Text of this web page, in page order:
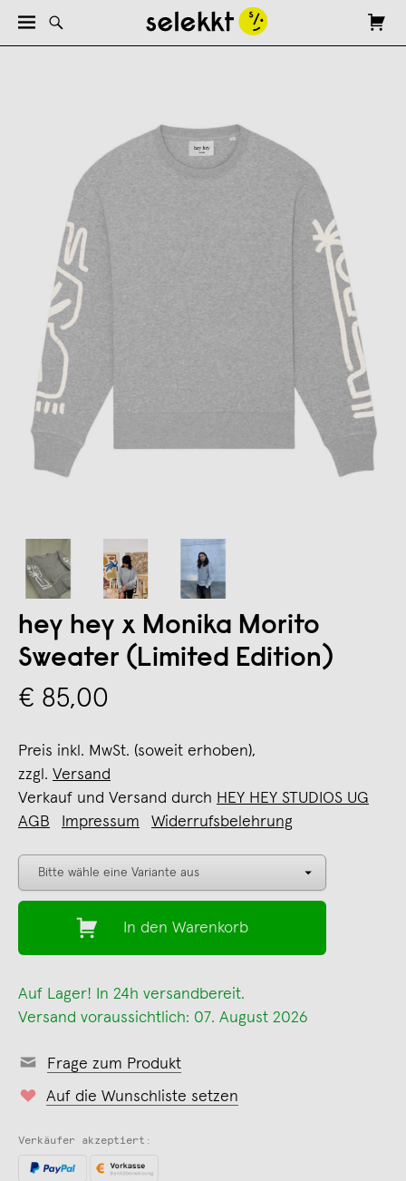
hey hey x Monika Morito
Sweater (Limited Edition)
€ 85,00
Preis inkl. MwSt. (soweit erhoben),
zzgl. Versand
Verkauf und Versand durch HEY HEY STUDIOS UG
AGB
Impressum Widerrufsbelehrung
In den Warenkorb
Auf Lager! In 24h versandbereit.
Versand voraussichtlich: 07. August 2026
Frage zum Produkt
Auf die Wunschliste setzen
Verkäufer akzeptiert: